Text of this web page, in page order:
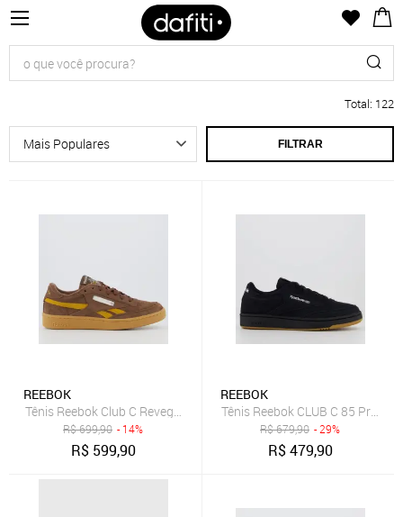
Total: 122
FILTRAR
REEBOK
Tênis Reebok Club C Revege Marrom
R$699,90 - 14%
R$ 599,90
REEBOK
Tênis Reebok CLUB C 85 Preto
R$679,90 - 29%
R$479,90